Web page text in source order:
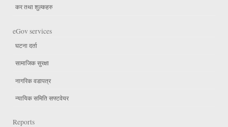
कर तथा शुल्कहरु
eGov services
घटना दर्ता
सामाजिक सुरक्षा
नागरिक वडापत्र
न्यायिक समिति सफ्टवेयर
Reports